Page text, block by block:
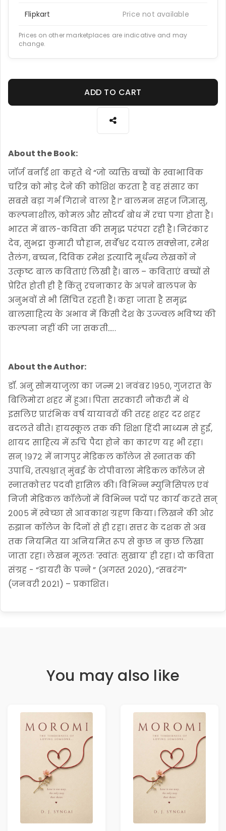
Flipkart Price not available
Prices on other marketplaces are indicative and may
change.
ADD TO CART
About the Book:
जॉर्ज बर्नार्ड शा कहते थे “जो व्यक्ति बच्चों के स्वाभाविक
चरित्र को मोड़ देने की कोशिश करता है वह संसार का
सबसे बड़ा गर्भ गिराने वाला है।” बालमन सहज जिज्ञासु,
कल्पनाशील, कोमल और सौंदर्य बोध में रचा पगा होता है।
भारत में बाल-कविता की समृद्ध परंपरा रही है। निरंकार
देव, सुभद्रा कुमारी चौहान, सर्वेश्वर दयाल सक्सेना, रमेश
तैलंग, बच्चन, दिविक रमेश इत्यादि मूर्धन्य लेखकों ने
उत्कृष्ट बाल कविताएं लिखी हैं। बाल – कविताएं बच्चों से
प्रेरित होती ही हैं किंतु रचनाकार के अपने बालपन के
अनुभवों से भी सिंचित रहती हैं। कहा जाता है समृद्ध
बालसाहित्य के अभाव में किसी देश के उज्ज्वल भविष्य की
कल्पना नहीं की जा सकती.....
About the Author:
डॉ. अनु सोमयाजुला का जन्म २१ नवंबर १९५०, गुजरात के
बिलिमोरा शहर में हुआ। पिता सरकारी नौकरी में थे
इसलिए प्रारंभिक वर्ष यायावरों की तरह शहर दर शहर
बदलते बीते। हायस्कूल तक की शिक्षा हिंदी माध्यम से हुई,
शायद साहित्य में रुचि पैदा होने का कारण यह भी रहा।
सन् १९७२ में नागपुर मेडिकल कॉलेज से स्नातक की
उपाधि, तत्पश्चात् मुंबई के टोपीवाला मेडिकल कॉलेज से
स्नातकोत्तर पदवी हासिल की। विभिन्न म्युनिसिपल एवं
निजी मेडिकल कॉलेजों में विभिन्न पदों पर कार्य करते सन्
२००५ में स्वेच्छा से आवकाश ग्रहण किया। लिखने की ओर
रुझान कॉलेज के दिनों से ही रहा। सत्तर के दशक से अब
तक नियमित या अनियमित रूप से कुछ न कुछ लिखा
जाता रहा। लेखन मूलतः 'स्वांतः सुखाय' ही रहा। दो कविता
संग्रह - “डायरी के पन्ने ” (अगस्त २०२०), “सबरंग”
(जनवरी २०२१) – प्रकाशित।
You may also like